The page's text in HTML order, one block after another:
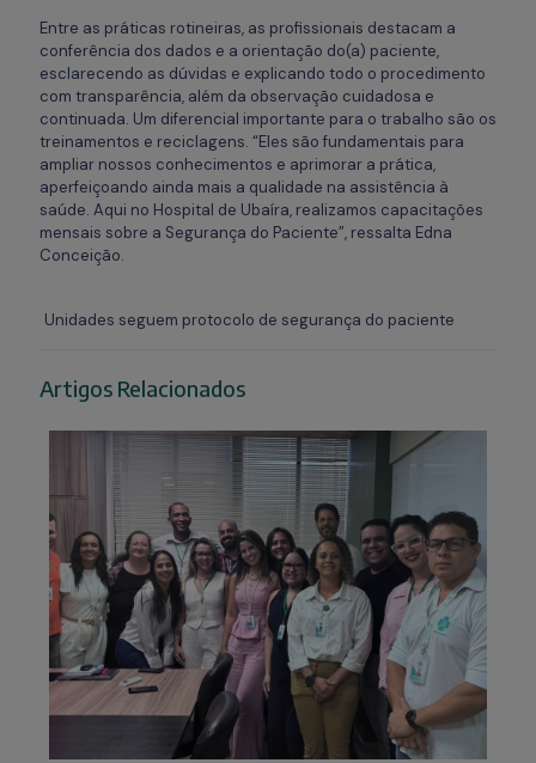
Entre as práticas rotineiras, as profissionais destacam a
conferência dos dados e a orientação do(a) paciente,
esclarecendo as dúvidas e explicando todo o procedimento
com transparência, além da observação cuidadosa e
continuada. Um diferencial importante para o trabalho são os
treinamentos e reciclagens. “Eles são fundamentais para
ampliar nossos conhecimentos e aprimorar a prática,
aperfeiçoando ainda mais a qualidade na assistência à
saúde. Aqui no Hospital de Ubaíra, realizamos capacitações
mensais sobre a Segurança do Paciente”, ressalta Edna
Conceição.
Unidades seguem protocolo de segurança do paciente
Artigos Relacionados